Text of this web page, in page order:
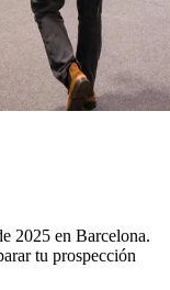
2025 en Barcelona.
tu prospección